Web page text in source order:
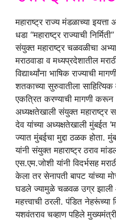
महाराष्ट्र राज्य मंडळाच्या
धडा “महाराष्ट्र राज्याची
संयुक्त महाराष्ट्र चळवळीचा
मराठवाडा व मध्यप्रदेशातील
विद्यार्थ्यांना भाषिक राज्याची
शतकाच्या सुरुवातीला साहित्यिक
एकत्रित करण्याची मागणी
अध्यक्षतेखाली संयुक्त महाराष्ट्र
देव यांच्या अध्यक्षतेखाली मुंबईत
ज्यात मुंबईचा मुद्दा ठळक होता.
यांनी संयुक्त महाराष्ट्र ठराव
एस.एम.जोशी यांनी विदर्भसह
केला तर सेनापती बापट यांच्या
घडले ज्यामुळे चळवळ उग्र झाली
महत्त्वाची ठरली. पंडित नेहरूंच्या
यशवंतराव चव्हाण पहिले मुख्यमंत्री